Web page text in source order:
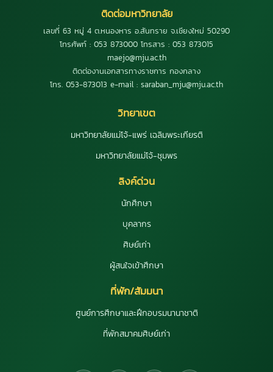
ติดต่อมหาวิทยาลัย
เลขที่ 63 หมู่ 4 ต.หนองหาร อ.สันทราย จ.เชียงใหม่ 50290
โทรศัพท์ : 053 873000 โทรสาร : 053 873015
maejo@mju.ac.th
ติดต่องานเอกสารทางราชการ กองกลาง
โทร. 053-873013 e-mail : saraban_mju@mju.ac.th
วิทยาเขต
มหาวิทยาลัยแม่โจ้-แพร่ เฉลิมพระเกียรติ
มหาวิทยาลัยแม่โจ้-ชุมพร
ลิงค์ด่วน
นักศึกษา
บุคลากร
ศิษย์เก่า
ผู้สนใจเข้าศึกษา
ที่พัก/สัมมนา
ศูนย์การศึกษาและฝึกอบรมนานาชาติ
ที่พักสมาคมศิษย์เก่า